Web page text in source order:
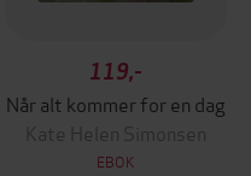
119,-
Når alt kommer for en dag
Kate Helen Simonsen
EBOK